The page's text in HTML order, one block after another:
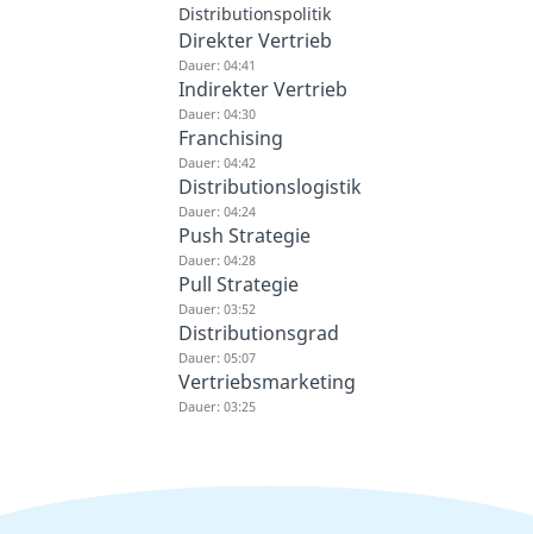
Distributionspolitik
Direkter Vertrieb
Dauer: 04:41
Indirekter Vertrieb
Dauer: 04:30
Franchising
Dauer: 04:42
Distributionslogistik
Dauer: 04:24
Push Strategie
Dauer: 04:28
Pull Strategie
Dauer: 03:52
Distributionsgrad
Dauer: 05:07
Vertriebsmarketing
Dauer: 03:25